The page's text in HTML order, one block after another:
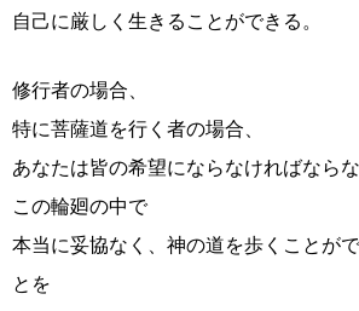
自己に厳しく生きることができる。
修行者の場合、
特に菩薩道を行く者の場合、
あなたは皆の希望にならなければならな
この輪廻の中で
本当に妥協なく、神の道を歩くことが
とを